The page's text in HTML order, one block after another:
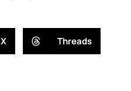
X Threads